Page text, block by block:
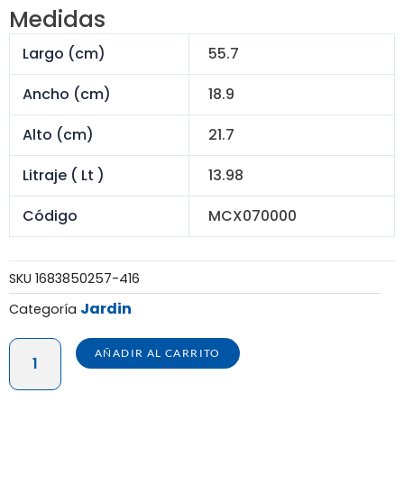
Medidas
Largo (cm)
55.7
Ancho (cm)
18.9
Alto (cm)
21.7
Litraje ( Lt )
13.98
Código
MCX070000
SKU 1683850257-416
Categoría Jardin
MACETA
RECTANGULAR
PIEDRA
AÑADIR AL CARRITO